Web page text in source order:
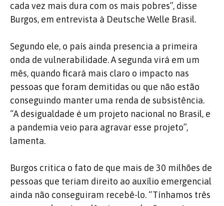
cada vez mais dura com os mais pobres”, disse
Burgos, em entrevista à Deutsche Welle Brasil.
Segundo ele, o país ainda presencia a primeira
onda de vulnerabilidade. A segunda virá em um
mês, quando ficará mais claro o impacto nas
pessoas que foram demitidas ou que não estão
conseguindo manter uma renda de subsistência.
“A desigualdade é um projeto nacional no Brasil, e
a pandemia veio para agravar esse projeto”,
lamenta.
Burgos critica o fato de que mais de 30 milhões de
pessoas que teriam direito ao auxílio emergencial
ainda não conseguiram recebê-lo. “Tínhamos três